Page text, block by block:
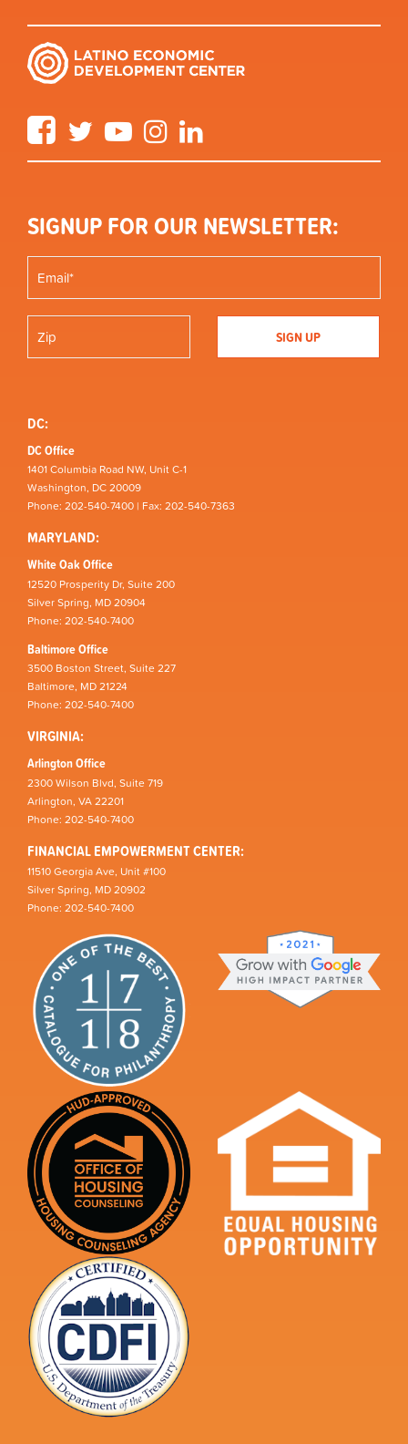
FacebookTwitter YouTube Instagram
SIGNUP FOR OUR NEWSLETTER:
DC:
DC Office
1401 Columbia Road NW, Unit C-1
Washington, DC 20009
Phone: 202-540-7400 | Fax: 202-540-7363
MARYLAND:
White Oak Office
12520 Prosperity Dr, Suite 200
Silver Spring, MD 20904
Phone: 202-540-7400
Baltimore Office
3500 Boston Street, Suite 227
Baltimore, MD 21224
Phone: 202-540-7400
VIRGINIA:
Arlington Office
2300 Wilson Blvd, Suite 719
Arlington, VA 22201
Phone: 202-540-7400
FINANCIAL EMPOWERMENT CENTER:
11510 Georgia Ave, Unit #100
Silver Spring, MD 20902
Phone: 202-540-7400